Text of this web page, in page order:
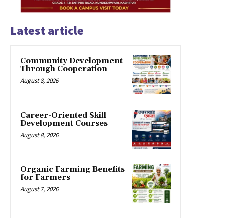
Latest article
Community Development
Through Cooperation
August 8, 2026
Career-Oriented Skill
Development Courses
August 8, 2026
Organic Farming Benefits
for Farmers
August 7, 2026